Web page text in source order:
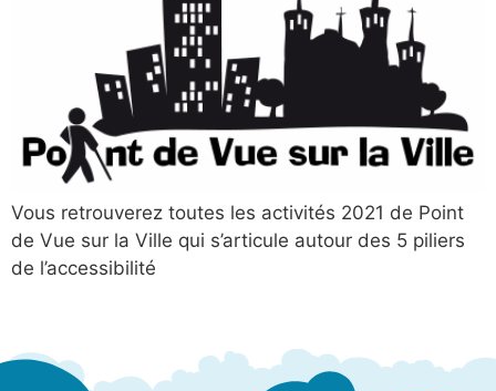
Vous retrouverez toutes les activités 2021 de Point
de Vue sur la Ville qui s’articule autour des 5 piliers
de l’accessibilité